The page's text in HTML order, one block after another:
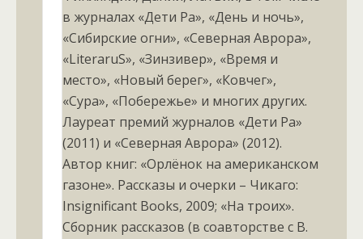
в журналах «Дети Ра», «День и ночь»,
«Сибирские огни», «Северная Аврора»,
«LiteraruS», «Зинзивер», «Время и
место», «Новый берег», «Ковчег»,
«Сура», «Побережье» и многих других.
Лауреат премий журналов «Дети Ра»
(2011) и «Северная Аврора» (2012).
Автор книг: «Орлёнок на американском
газоне». Рассказы и очерки – Чикаго:
Insignificant Books, 2009; «На троих».
Сборник рассказов (в соавторстве с В.